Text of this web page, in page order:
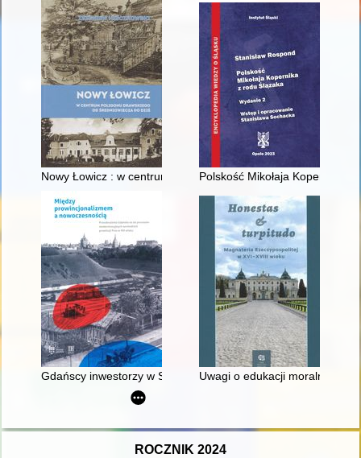
Nowy Łowicz : w centrum poligonu drawskiego od
Polskość Mikołaja Kopernika z
Gdańscy inwestorzy w Sopocie : prestiż finansowy i
Uwagi o edukacji moralnej
ROCZNIK 2024